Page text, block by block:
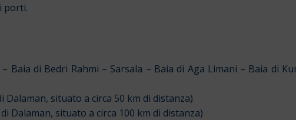
porti.
Baia di Bedri Rahmi – Sarsala – Baia di Aga Limani – Baia di
Dalaman, situato a circa 50 km di distanza)
di Dalaman, situato a circa 100 km di distanza)